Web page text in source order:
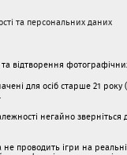
та персональних даних
відтворення
для осіб старше 21
негайно зверніться
проводить ігри на